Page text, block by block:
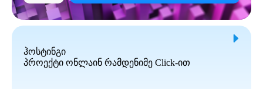
ჰოსტინგი
პროექტი ონლაინ რამდენიმე Click-ით